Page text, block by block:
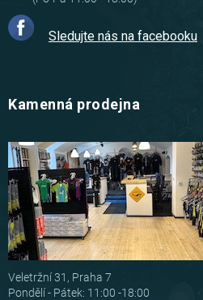
Sledujte nás na facebooku
Kamenná prodejna
Veletržní 31, Praha 7
Pondělí - Pátek: 11:00 -18:00